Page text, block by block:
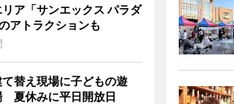
ア「サンエックス パラダ
アトラクションも
替え現場に子どもの遊
夏休みに平日開放日